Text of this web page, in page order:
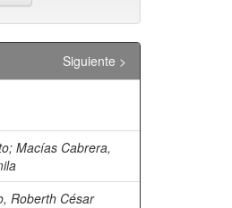
Siguiente >
; Macías Cabrera,
Roberth César